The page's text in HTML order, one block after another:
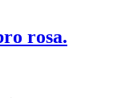
rosa.